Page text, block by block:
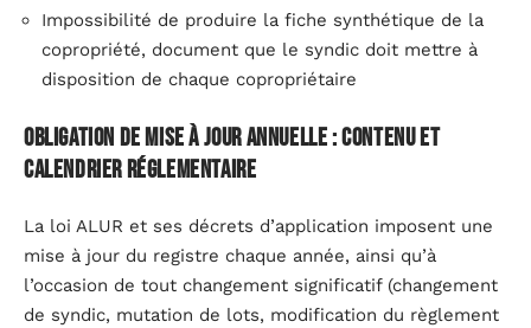
Impossibilité de produire la fiche synthétique de la
copropriété, document que le syndic doit mettre à
disposition de chaque copropriétaire
Obligation de mise à jour annuelle : contenu et
calendrier réglementaire
La loi ALUR et ses décrets d’application imposent une
mise à jour du registre chaque année, ainsi qu’à
l’occasion de tout changement significatif (changement
de syndic, mutation de lots, modification du règlement